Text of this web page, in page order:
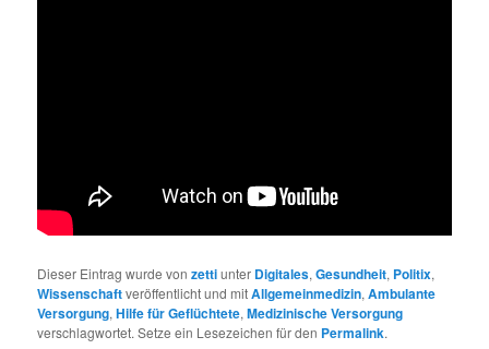
Dieser Eintrag wurde vonzettiunter Digitales,Gesundheit, Politix,
Wissenschaftveröffentlicht und mitAllgemeinmedizin,Ambulante
Versorgung,Hilfe für Geflüchtete,Medizinische Versorgung
verschlagwortet. Setze ein Lesezeichen für den Permalink.